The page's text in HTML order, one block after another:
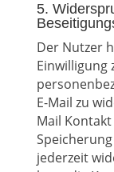
5.
Der Nutzer
Einwilligung
E-Mail zu
Mail
jederzeit